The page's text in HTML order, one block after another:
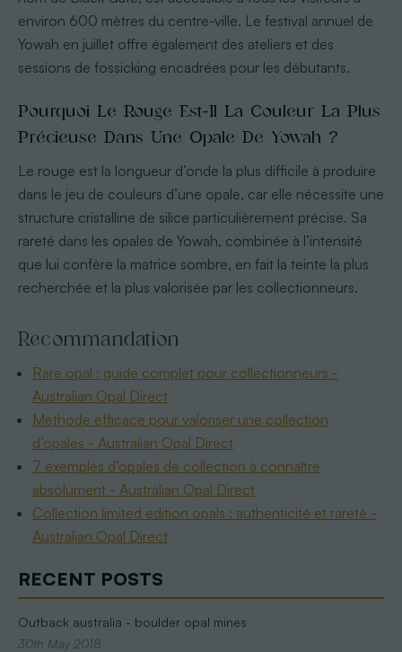
RECENT POSTS
Outback australia - boulder opal mines
30th May 2018
environ 600 mètres du centre-ville. Le festival annuel de
Yowah en juillet offre également des ateliers et des
sessions de fossicking encadrées pour les débutants.
Pourquoi Le Rouge Est-Il La Couleur La Plus
Précieuse Dans Une Opale De Yowah ?
Le rouge est la longueur d’onde la plus difficile à produire
dans le jeu de couleurs d’une opale, car elle nécessite une
structure cristalline de silice particulièrement précise. Sa
rareté dans les opales de Yowah, combinée à l’intensité
que lui confère la matrice sombre, en fait la teinte la plus
recherchée et la plus valorisée par les collectionneurs.
Recommandation
Rare opal : guide complet pour collectionneurs -
Australian Opal Direct
Méthode efficace pour valoriser une collection
d’opales - Australian Opal Direct
7 exemples d’opales de collection à connaître
absolument - Australian Opal Direct
Collection limited edition opals : authenticité et rareté -
Australian Opal Direct